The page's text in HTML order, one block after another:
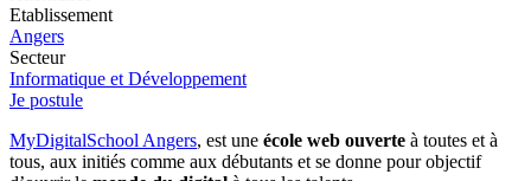
Etablissement
Angers
Secteur
Informatique et Développement
Je postule
MyDigitalSchool Angers, est une école web ouverte à toutes et à
tous, aux initiés comme aux débutants et se donne pour objectif